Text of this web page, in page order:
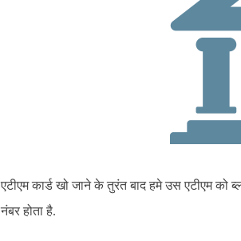
एटीएम कार्ड खो जाने के तुरंत बाद हमे उस एटीएम को
नंबर होता है.